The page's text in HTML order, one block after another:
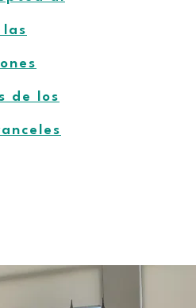
las
de los